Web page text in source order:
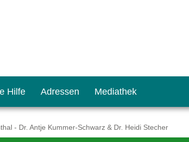
Hilfe Adressen Mediathek
- Dr. Antje Kummer-Schwarz & Dr. Heidi Stecher